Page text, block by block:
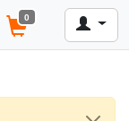
0